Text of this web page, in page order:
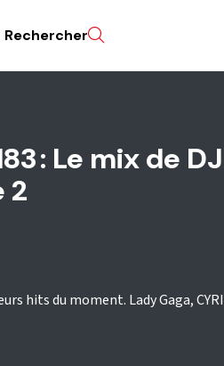
Rechercher
: Le mix de
2
hits du moment. Lady Gaga,